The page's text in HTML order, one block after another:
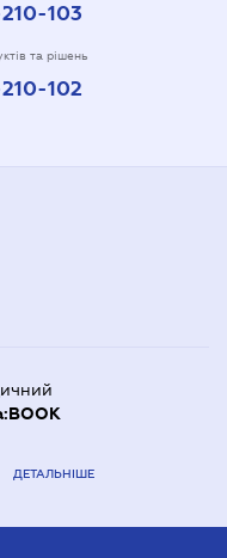
103
та рішень
102
ДЕТАЛЬНІШЕ